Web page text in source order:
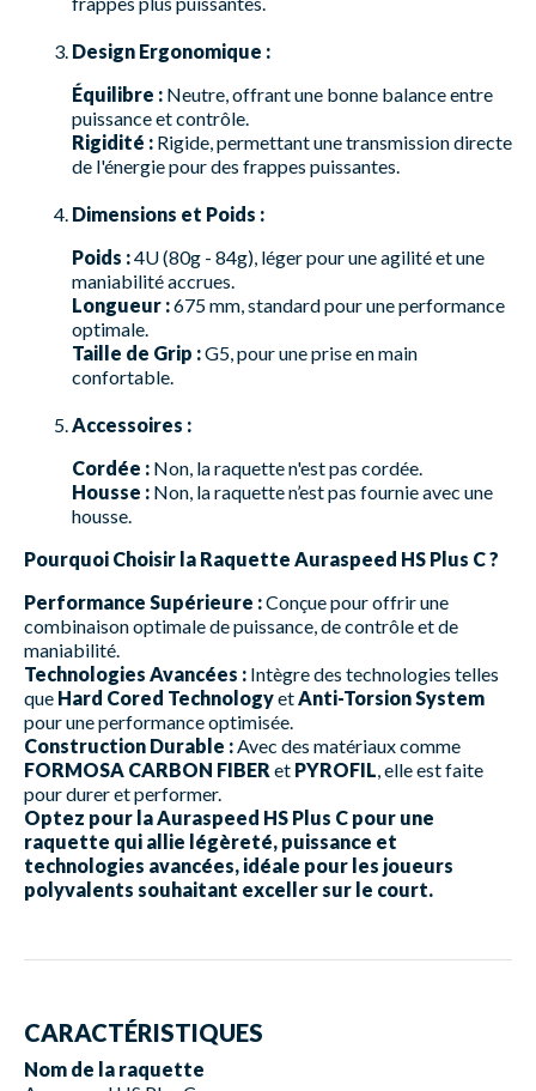
Design Ergonomique :
Équilibre : Neutre, offrant une bonne balance entre
puissance et contrôle.
Rigidité : Rigide, permettant une transmission directe
de l'énergie pour des frappes puissantes.
Dimensions et Poids :
Poids :4U (80g - 84g), léger pour une agilité et une
maniabilité accrues.
Longueur :675 mm, standard pour une performance
optimale.
Taille de Grip :G5, pour une prise en main
confortable.
Accessoires :
Cordée : Non, la raquette n'est pas cordée.
Housse : Non, la raquette n’est pas fournie avec une
housse.
Pourquoi Choisir la Raquette Auraspeed HS Plus C ?
Performance Supérieure :Conçue pour offrir une
combinaison optimale de puissance, de contrôle et de
maniabilité.
Technologies Avancées : Intègre des technologies telles
que Hard Cored Technologyet Anti-Torsion System
pour une performance optimisée.
Construction Durable : Avec des matériaux comme
FORMOSA CARBON FIBER et PYROFIL , elle est faite
pour durer et performer.
Optez pour la Auraspeed HS Plus C pour une
raquette qui allie légèreté, puissance et
technologies avancées, idéale pour les joueurs
polyvalents souhaitant exceller sur le court.
CARACTÉRISTIQUES
Nom de la raquette